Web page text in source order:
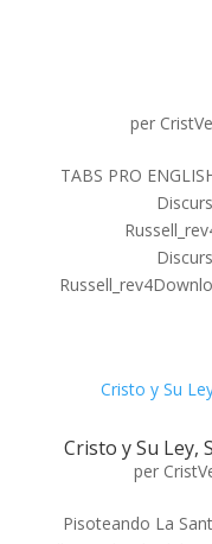
per
TABS PRO
Cristo y Su Ley,
per
Pisoteando La